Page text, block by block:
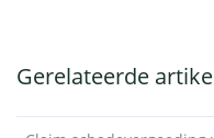
Gerelateerde